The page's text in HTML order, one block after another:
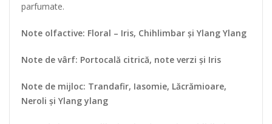
parfumate.
Note olfactive: Floral – Iris, Chihlimbar și Ylang Ylang
Note de vârf: Portocală citrică, note verzi și Iris
Note de mijloc: Trandafir, Iasomie, Lăcrămioare,
Neroli și Ylang ylang